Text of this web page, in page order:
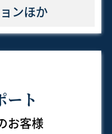
ンほか
ート
お客様